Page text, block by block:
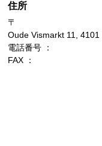
住所
〒
Oude Vismarkt 11,
電話番号 ：
FAX ：